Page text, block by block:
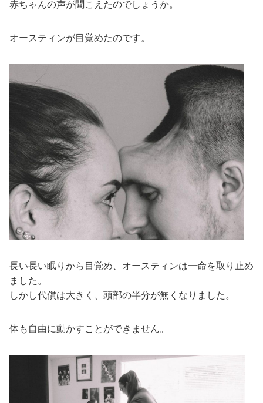
赤ちゃんの声が聞こえたのでしょうか。
オースティンが目覚めたのです。
長い長い眠りから目覚め、オースティンは一命を取り止め
ました。
しかし代償は大きく、頭部の半分が無くなりました。
体も自由に動かすことができません。